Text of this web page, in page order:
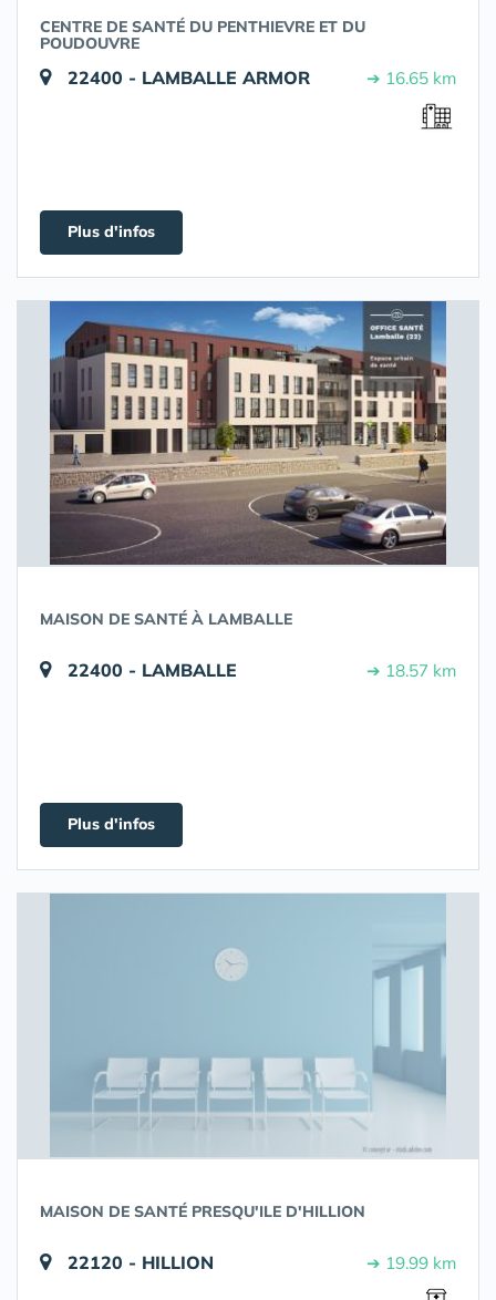
CENTRE DE SANTÉ DU PENTHIEVRE ET DU
POUDOUVRE
22400 - LAMBALLE ARMOR ➔ 16.65 km
Plus d'infos
MAISON DE SANTÉ À LAMBALLE
22400 - LAMBALLE ➔ 18.57 km
Plus d'infos
MAISON DE SANTÉ PRESQU'ILE D'HILLION
22120 - HILLION ➔ 19.99 km